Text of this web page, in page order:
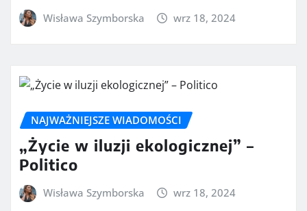
Wisława Szymborska wrz 18, 2024
NAJWAŻNIEJSZE WIADOMOŚCI
„Życie w iluzji ekologicznej” –
Politico
Wisława Szymborska wrz 18, 2024